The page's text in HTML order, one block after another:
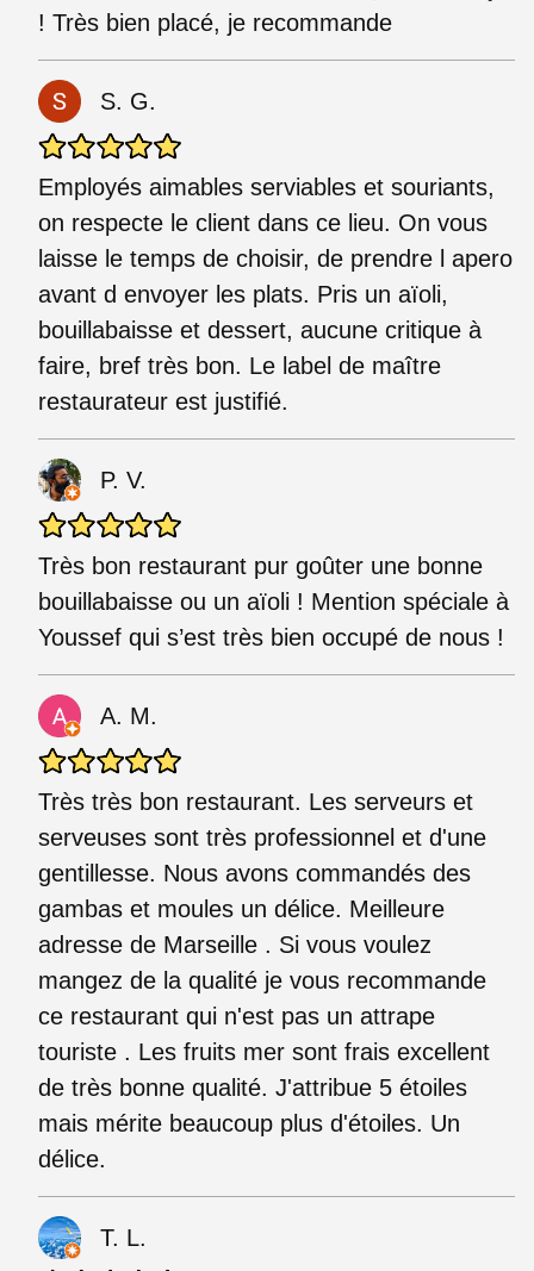
! Très bien placé, je recommande
S. G.
Employés aimables serviables et souriants,
on respecte le client dans ce lieu. On vous
laisse le temps de choisir, de prendre l apero
avant d envoyer les plats. Pris un aïoli,
bouillabaisse et dessert, aucune critique à
faire, bref très bon. Le label de maître
restaurateur est justifié.
P. V.
Très bon restaurant pur goûter une bonne
bouillabaisse ou un aïoli ! Mention spéciale à
Youssef qui s’est très bien occupé de nous !
A. M.
Très très bon restaurant. Les serveurs et
serveuses sont très professionnel et d'une
gentillesse. Nous avons commandés des
gambas et moules un délice. Meilleure
adresse de Marseille . Si vous voulez
mangez de la qualité je vous recommande
ce restaurant qui n'est pas un attrape
touriste . Les fruits mer sont frais excellent
de très bonne qualité. J'attribue 5 étoiles
mais mérite beaucoup plus d'étoiles. Un
délice.
T. L.